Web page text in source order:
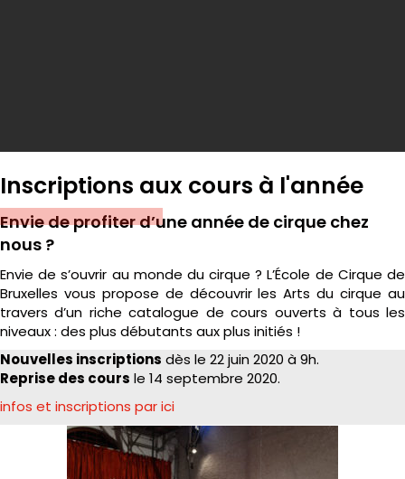
Inscriptions aux cours à l'année
Envie de profiter d’une année de cirque chez
nous ?
Envie de s’ouvrir au monde du cirque ? L’École de Cirque de
Bruxelles vous propose de découvrir les Arts du cirque au
travers d’un riche catalogue de cours ouverts à tous les
niveaux : des plus débutants aux plus initiés !
Nouvelles inscriptions dès le 22 juin 2020 à 9h.
Reprise des cours le 14 septembre 2020.
infos et inscriptions par ici